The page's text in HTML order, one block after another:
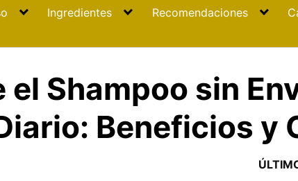
Ingredientes Recomendaciones
Shampoo sin
Beneficios y